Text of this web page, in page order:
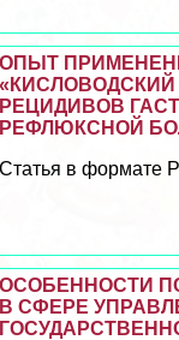
ОПЫТ
РЕЦИДИВОВ
РЕФЛЮКСНОЙ
Статья в формате
ОСОБЕННОСТИ
В СФЕРЕ